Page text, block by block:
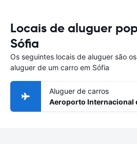
Locais de aluguer
Sófia
Os seguintes locais de aluguer são
aluguer de um carro em Sófia
Aluguer de carros
Aeroporto Internacional